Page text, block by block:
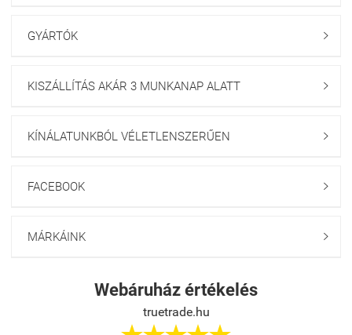
GYÁRTÓK 
KISZÁLLÍTÁS AKÁR 3 MUNKANAP ALATT 
KÍNÁLATUNKBÓL VÉLETLENSZERŰEN 
FACEBOOK 
MÁRKÁINK 
Webáruház értékelés
truetrade.hu